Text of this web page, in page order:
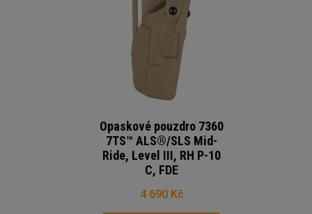
Opaskové pouzdro 7360
7TS™ ALS®/SLS Mid-
Ride, Level III, RH P-10
C, FDE
4 690 Kč